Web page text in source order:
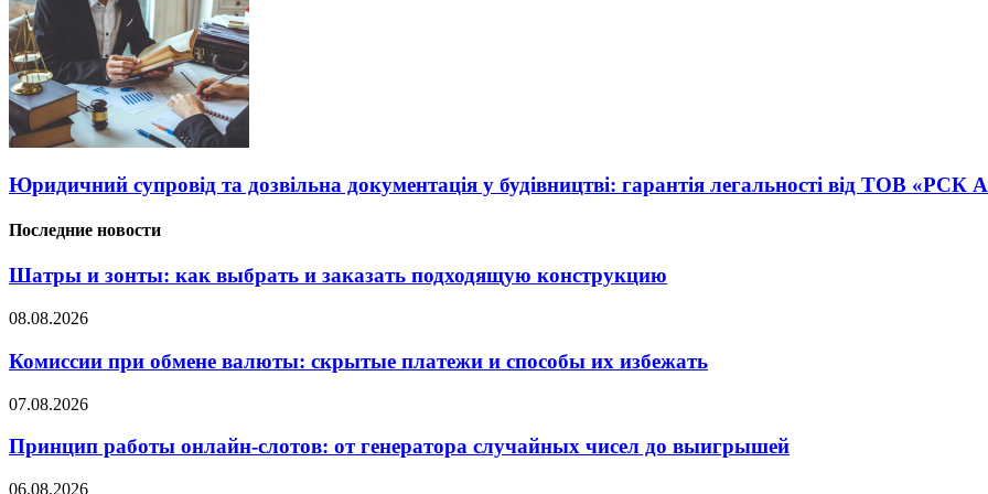
Юридичний супровід та дозвільна документація у будівництві: гарантія легальності від ТОВ
Последние новости
Шатры и зонты: как выбрать и заказать подходящую конструкцию
08.08.2026
Комиссии при обмене валюты: скрытые платежи и способы их избежать
07.08.2026
Принцип работы онлайн-слотов: от генератора случайных чисел до выигрышей
06.08.2026